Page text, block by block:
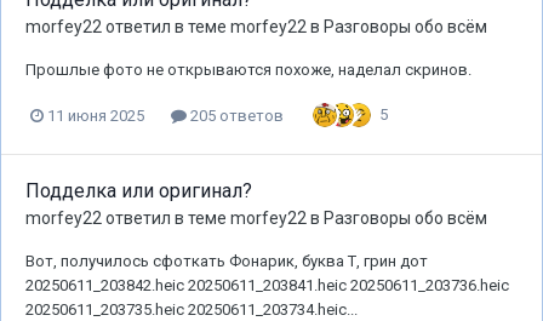
morfey22 ответил в теме morfey22 в Разговоры обо всём
Прошлые фото не открываются похоже, наделал скринов.
11 июня 2025 205 ответов 5
Подделка или оригинал?
morfey22ответил в теме morfey22в Разговоры обо всём
Вот, получилось сфоткать Фонарик, буква Т, грин дот
20250611_203842.heic 20250611_203841.heic 20250611_203736.heic
20250611_203735.heic 20250611_203734.heic...